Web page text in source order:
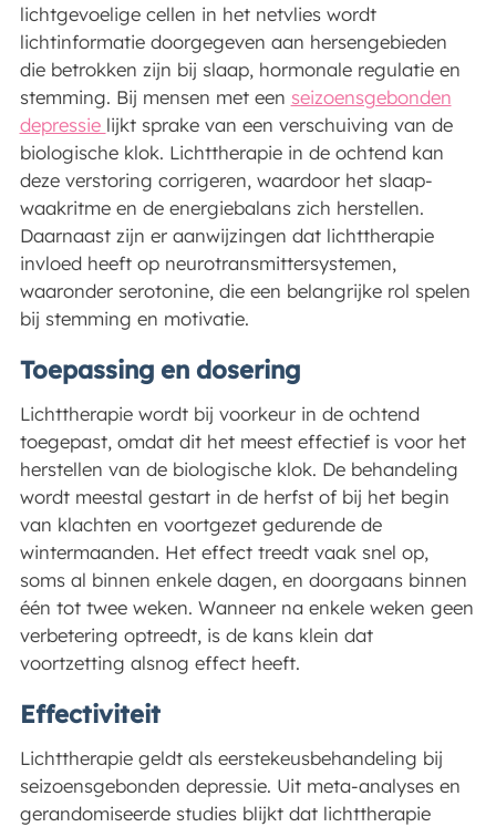
lichtgevoelige cellen in het netvlies wordt
lichtinformatie doorgegeven aan hersengebieden
die betrokken zijn bij slaap, hormonale regulatie en
stemming. Bij mensen met een seizoensgebonden
depressie lijkt sprake van een verschuiving van de
biologische klok. Lichttherapie in de ochtend kan
deze verstoring corrigeren, waardoor het slaap-
waakritme en de energiebalans zich herstellen.
Daarnaast zijn er aanwijzingen dat lichttherapie
invloed heeft op neurotransmittersystemen,
waaronder serotonine, die een belangrijke rol spelen
bij stemming en motivatie.
Toepassing en dosering
Lichttherapie wordt bij voorkeur in de ochtend
toegepast, omdat dit het meest effectief is voor het
herstellen van de biologische klok. De behandeling
wordt meestal gestart in de herfst of bij het begin
van klachten en voortgezet gedurende de
wintermaanden. Het effect treedt vaak snel op,
soms al binnen enkele dagen, en doorgaans binnen
één tot twee weken. Wanneer na enkele weken geen
verbetering optreedt, is de kans klein dat
voortzetting alsnog effect heeft.
Effectiviteit
Lichttherapie geldt als eerstekeusbehandeling bij
seizoensgebonden depressie. Uit meta-analyses en
gerandomiseerde studies blijkt dat lichttherapie